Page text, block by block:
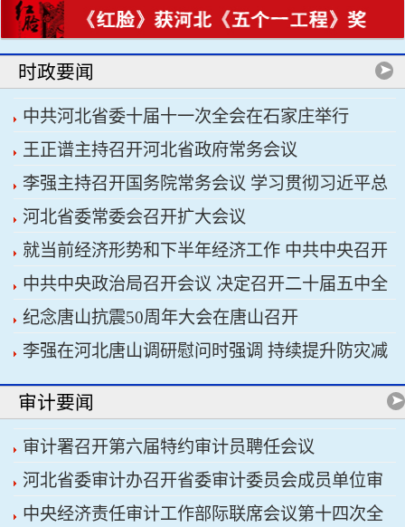
时政要闻
中共河北省委十届十一次全会在石家庄举行
王正谱主持召开河北省政府常务会议
李强主持召开国务院常务会议 学习贯彻习近平总
书记关于上半年经济形势和做好下半年经济工作的
重要讲话精神
河北省委常委会召开扩大会议
就当前经济形势和下半年经济工作 中共中央召开
党外人士座谈会 习近平主持并发表重要讲话
中共中央政治局召开会议 决定召开二十届五中全
会 分析研究当前经济形势和经济工作 中共中央总
书记习近平主持会议
纪念唐山抗震50周年大会在唐山召开
李强在河北唐山调研慰问时强调 持续提升防灾减
灾救灾能力 切实保障人民群众生命财产安全
审计要闻
审计署召开第六届特约审计员聘任会议
河北省委审计办召开省委审计委员会成员单位审
计重点工作协调推进会议暨省经济责任审计工作厅
中央经济责任审计工作部际联席会议第十四次全